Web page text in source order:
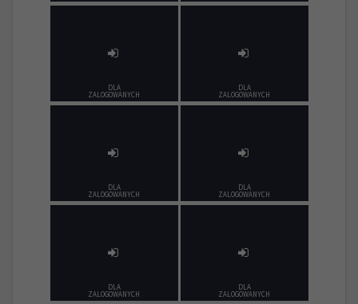
DLA
ZALOGOWANYCH
DLA
ZALOGOWANYCH
DLA
ZALOGOWANYCH
DLA
ZALOGOWANYCH
DLA
ZALOGOWANYCH
DLA
ZALOGOWANYCH